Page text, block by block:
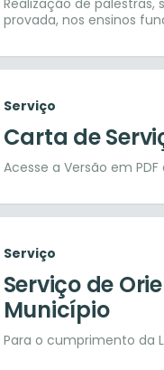
Realização de
provada, nos ensinos
Serviço
Carta de
Acesse a Versão em
Serviço
Serviço de
Município
Para o cumprimento da